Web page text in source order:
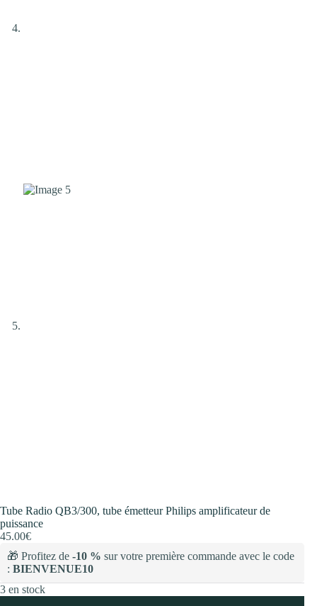
Tube Radio QB3/300, tube émetteur Philips amplificateur de
puissance
45.00€
🎁 Profitez de -10 % sur votre première commande avec le code
: BIENVENUE10
3 en stock